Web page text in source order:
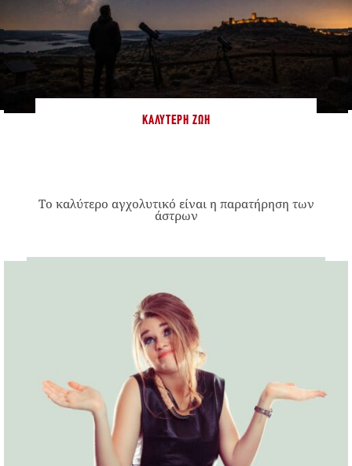
ΚΑΛΎΤΕΡΗ ΖΩΉ
Το καλύτερο αγχολυτικό είναι η παρατήρηση των
άστρων